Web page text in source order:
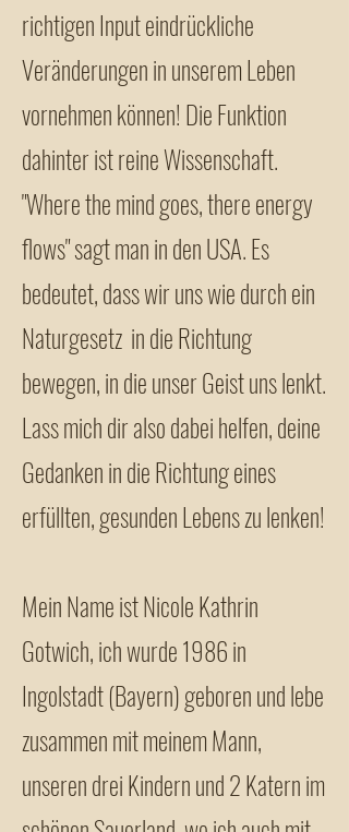
richtigen Input eindrückliche
Veränderungen in unserem Leben
vornehmen können! Die Funktion
dahinter ist reine Wissenschaft.
"Where the mind goes, there energy
flows" sagt man in den USA. Es
bedeutet, dass wir uns wie durch ein
Naturgesetz in die Richtung
bewegen, in die unser Geist uns lenkt.
Lass mich dir also dabei helfen, deine
Gedanken in die Richtung eines
erfüllten, gesunden Lebens zu lenken!
Mein Name ist Nicole Kathrin
Gotwich, ich wurde 1986 in
Ingolstadt (Bayern) geboren und lebe
zusammen mit meinem Mann,
unseren drei Kindern und 2 Katern im